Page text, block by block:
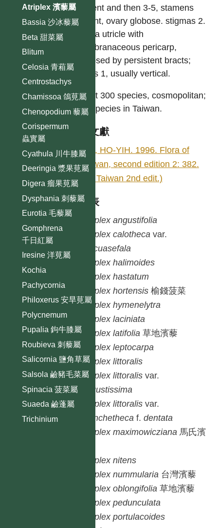
Atriplex 濱藜屬
Bassia 沙冰藜屬
Beta 甜菜屬
Blitum
Celosia 青葙屬
Centrostachys
Chamissoa 鴿莧屬
Chenopodium 藜屬
Corispermum
蟲實屬
Cyathula 川牛膝屬
Deeringia 漿果莧屬
Digera 瘤果莧屬
Dysphania 刺藜屬
Eurotia 毛藜屬
Gomphrena
千日紅屬
Iresine 洋莧屬
Kochia
Pachycornia
Philoxerus 安旱莧屬
Polycnemum
Pupalia 鉤牛膝屬
Roubieva 刺藜屬
Salicornia 鹽角草屬
Salsola 鹼豬毛菜屬
Spinacia 菠菜屬
Suaeda 鹼蓬屬
Trichinium
present and then 3-5, stamens
absent, ovary globose. stigmas 2.
Fruit a utricle with
membranaceous pericarp,
enclosed by persistent bracts;
seeds 1, usually vertical.
About 300 species, cosmopolitan;
two species in Taiwan.
參考文獻
LIU, HO-YIH. 1996. Flora of
Taiwan, second edition 2: 382.
(Fl. Taiwan 2nd edit.)
種列表
Atriplex angustifolia
Atriplex calothecavar.
macuasefala
Atriplex halimoides
Atriplex hastatum
Atriplex hortensis 榆錢菠菜
Atriplex hymenelytra
Atriplex laciniata
Atriplex latifolia 草地濱藜
Atriplex leptocarpa
Atriplex littoralis
Atriplex littoralisvar.
angustissima
Atriplex littoralisvar.
rhynchethecaf. dentata
Atriplex maximowicziana 馬氏濱
Atriplex nitens
Atriplex nummularia 台灣濱藜
Atriplex oblongifolia 草地濱藜
Atriplex pedunculata
Atriplex portulacoides